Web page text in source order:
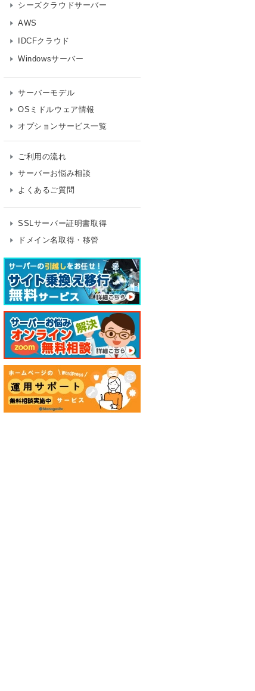
シーズクラウドサーバー
AWS
IDCFクラウド
Windowsサーバー
サーバーモデル
OSミドルウェア情報
オプションサービス一覧
ご利用の流れ
サーバーお悩み相談
よくあるご質問
SSLサーバー証明書取得
ドメイン名取得・移管